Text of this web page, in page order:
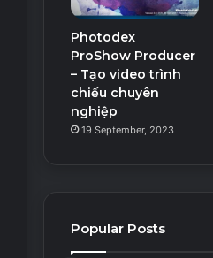
Photodex
ProShow Producer
– Tạo video trình
chiếu chuyên
nghiệp
19 September, 2023
Popular Posts